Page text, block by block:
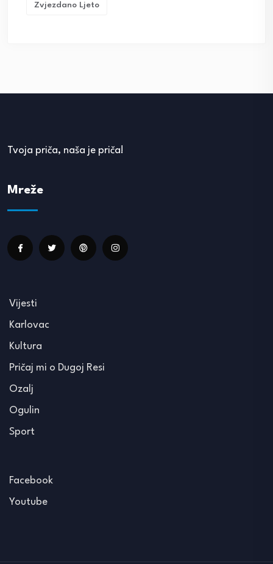
Zvjezdano Ljeto
Tvoja priča, naša je priča!
Mreže
Vijesti
Karlovac
Kultura
Pričaj mi o Dugoj Resi
Ozalj
Ogulin
Sport
Facebook
Youtube